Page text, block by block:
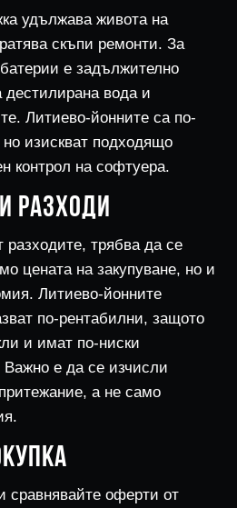
удължава живота на
скъпи ремонти. За
е задължително
дестилирана вода и
Литиево-йонните са по-
изискват подходящо
контрол на софтуера.
РАЗХОДИ
разходите, трябва да се
цената на закупуване, но и
Литиево-йонните
по-рентабилни, защото
и имат по-ниски
Важно е да се изчисли
а не само
сравнявайте оферти от